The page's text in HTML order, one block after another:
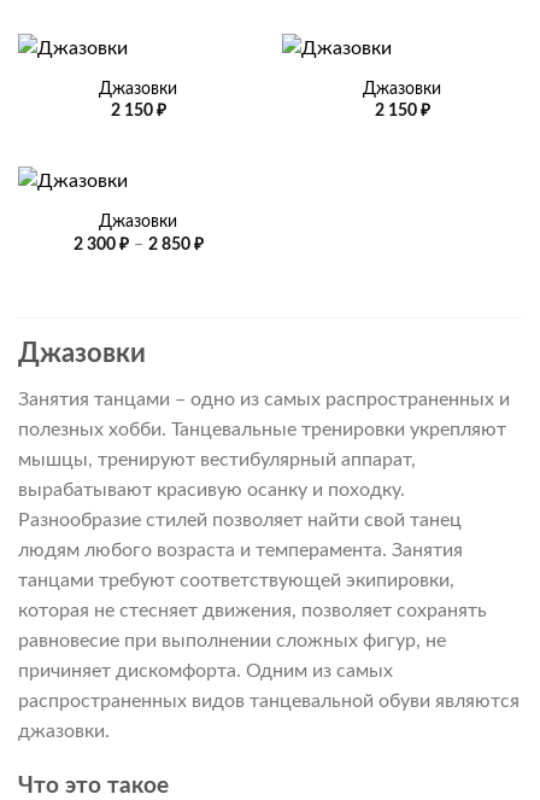
Джазовки
2 150 ₽
Джазовки
2 150 ₽
Джазовки
2 300 ₽ – 2 850 ₽Диапазон
Джазовки
Занятия танцами – одно из самых распространенных и
полезных хобби. Танцевальные тренировки укрепляют
мышцы, тренируют вестибулярный аппарат,
вырабатывают красивую осанку и походку.
Разнообразие стилей позволяет найти свой танец
людям любого возраста и темперамента. Занятия
танцами требуют соответствующей экипировки,
которая не стесняет движения, позволяет сохранять
равновесие при выполнении сложных фигур, не
причиняет дискомфорта. Одним из самых
распространенных видов танцевальной обуви являются
джазовки.
Что это такое